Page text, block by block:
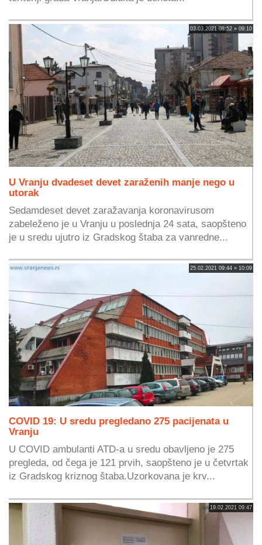
03.03.2021 08:52 » 09:10
U Vranju dvadeset devet zaraženih manje nego u
utorak
Sedamdeset devet zaražavanja koronavirusom
zabeleženo je u Vranju u poslednja 24 sata, saopšteno
je u sredu ujutro iz Gradskog štaba za vanredne...
25.02.2021 09:44 » 10:09
COVID 19: U sredu pregledano 275 pacijenata u
Vranju
U COVID ambulanti ATD-a u sredu obavljeno je 275
pregleda, od čega je 121 prvih, saopšteno je u četvrtak
iz Gradskog kriznog štaba.Uzorkovana je krv...
19.02.2021 09:47